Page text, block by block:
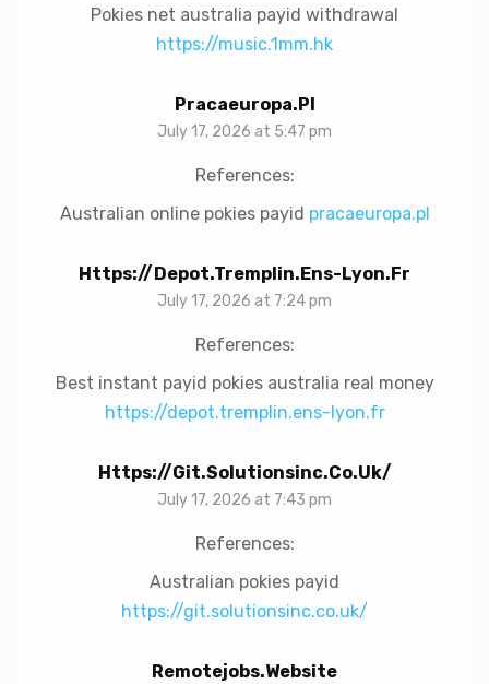
Pokies net australia payid withdrawal
https://music.1mm.hk
Pracaeuropa.pl
July 17, 2026 at 5:47 pm
References:
Australian online pokies payid pracaeuropa.pl
Https://depot.tremplin.ens-Lyon.fr
July 17, 2026 at 7:24 pm
References:
Best instant payid pokies australia real money
https://depot.tremplin.ens-lyon.fr
Https://git.solutionsinc.co.uk/
July 17, 2026 at 7:43 pm
References:
Australian pokies payid
https://git.solutionsinc.co.uk/
Remotejobs.website